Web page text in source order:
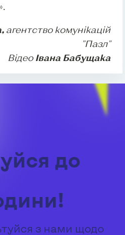
агентство комунікацій
"Пазл"
Відео Івана Бабущака
до
з нами щодо